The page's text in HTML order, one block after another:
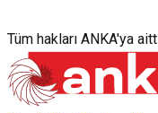
Tüm hakları ANKA'ya